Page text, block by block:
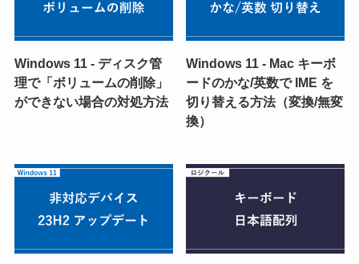
Windows 11 - ディスク管
理で「ボリュームの削除」
ができない場合の対処方法
Windows 11 - Mac キーボ
ードのかな/英数で IME を
切り替える方法（変換/無変
換）